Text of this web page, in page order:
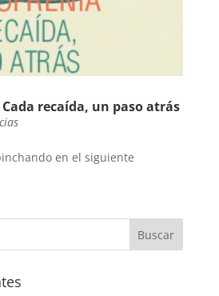
Cada recaída, un paso atrás
en el siguiente